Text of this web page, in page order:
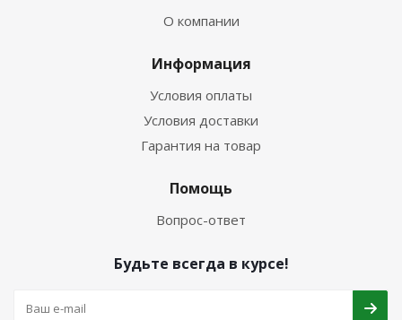
О компании
Информация
Условия оплаты
Условия доставки
Гарантия на товар
Помощь
Вопрос-ответ
Будьте всегда в курсе!